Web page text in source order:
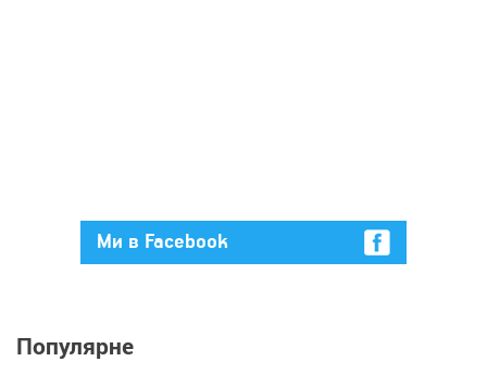
Ми в Facebook
Популярне